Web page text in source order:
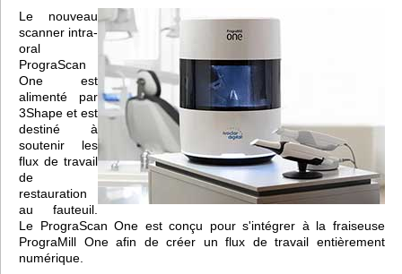
Le nouveau
scanner intra-
oral
PrograScan
One est
alimenté par
3Shape et est
destiné à
soutenir les
flux de travail
de
restauration
au fauteuil.
Le PrograScan One est conçu pour s'intégrer à la fraiseuse
PrograMill One afin de créer un flux de travail entièrement
numérique.